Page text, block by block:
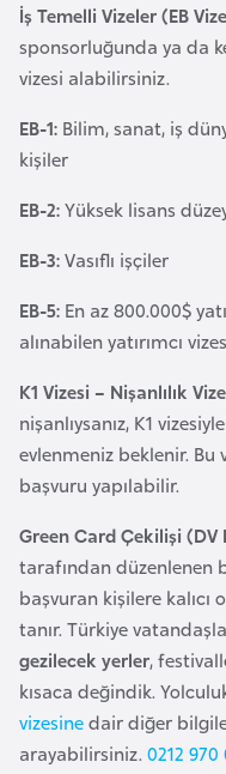
İş Temelli Vizeler (EB
sponsorluğunda ya da
vizesi alabilirsiniz.
EB-1: Bilim, sanat, iş
kişiler
EB-2:Yüksek lisans
EB-3:Vasıflı işçiler
EB-5: En az 800.000$
alınabilen yatırımcı
K1 Vizesi – Nişanlılık
nişanlıysanız, K1
evlenmeniz beklenir. Bu
başvuru yapılabilir.
Green Card Çekilişi
tarafından düzenlenen
başvuran kişilere kalıcı
tanır. Türkiye
gezilecek yerler,
kısaca değindik.
vizesinedair diğer
arayabilirsiniz. 0212 970
i
n
l
n
d
i
a
F
a
n
s
a
G
a
b
o
n
G